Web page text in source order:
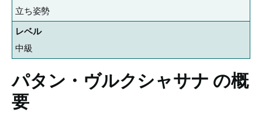
立ち姿勢
レベル
中級
パタン・ヴルクシャサナ の概
要